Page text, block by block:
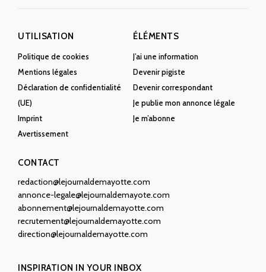
UTILISATION
Politique de cookies
Mentions légales
Déclaration de confidentialité
(UE)
Imprint
Avertissement
ÉLÉMENTS
J’ai une information
Devenir pigiste
Devenir correspondant
Je publie mon annonce légale
Je m’abonne
CONTACT
redaction@lejournaldemayotte.com
annonce-legale@lejournaldemayote.com
abonnement@lejournaldemayotte.com
recrutement@lejournaldemayotte.com
direction@lejournaldemayotte.com
INSPIRATION IN YOUR INBOX